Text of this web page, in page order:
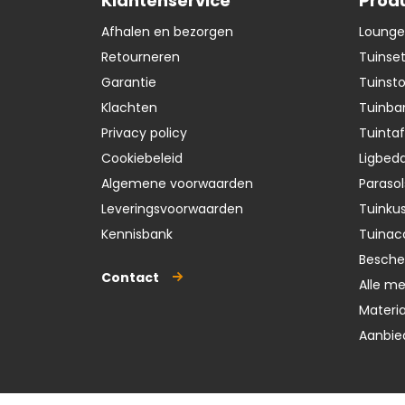
Afhalen en bezorgen
Retourneren
Garantie
Klachten
Privacy policy
Cookiebeleid
Algemene voorwaarden
Leveringsvoorwaarden
Kennisbank
Contact
Alle